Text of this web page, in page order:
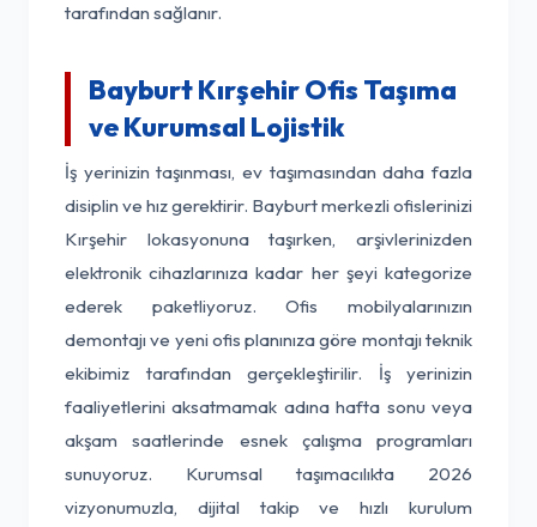
tarafından sağlanır.
Bayburt Kırşehir Ofis Taşıma
ve Kurumsal Lojistik
İş yerinizin taşınması, ev taşımasından daha fazla
disiplin ve hız gerektirir. Bayburt merkezli ofislerinizi
Kırşehir lokasyonuna taşırken, arşivlerinizden
elektronik cihazlarınıza kadar her şeyi kategorize
ederek paketliyoruz. Ofis mobilyalarınızın
demontajı ve yeni ofis planınıza göre montajı teknik
ekibimiz tarafından gerçekleştirilir. İş yerinizin
faaliyetlerini aksatmamak adına hafta sonu veya
akşam saatlerinde esnek çalışma programları
sunuyoruz. Kurumsal taşımacılıkta 2026
vizyonumuzla, dijital takip ve hızlı kurulum